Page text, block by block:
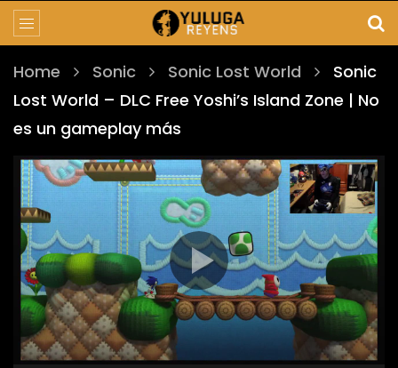
Home Sonic Sonic Lost World
Sonic
Lost World – DLC Free Yoshi’s Island Zone | No
es un gameplay más